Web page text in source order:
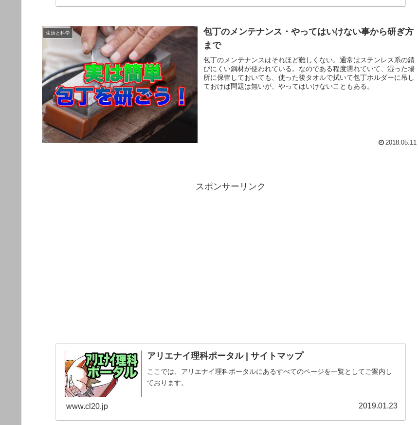
生活と科学
包丁のメンテナンス・やってはいけない事から研ぎ方
まで
包丁のメンテナンスはそれほど難しくない。通常はステンレス系の錆
びにくい鋼材が使われている。なのである程度濡れていて、湿った場
所に保管しておいても、使った後タオルで拭いて包丁ホルダーに吊し
ておけば問題は無いが、やってはいけないこともある。
2018.05.11
スポンサーリンク
アリエナイ理科ポータル | サイトマップ
ここでは、アリエナイ理科ポータルにあるすべてのページを一覧としてご案内し
ております。
www.cl20.jp 2019.01.23